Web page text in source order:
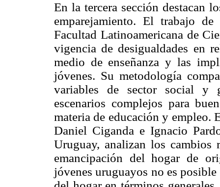
En la tercera sección destacan
emparejamiento. El trabajo
Facultad Latinoamericana de
vigencia de desigualdades en
medio de enseñanza y las
jóvenes. Su metodología
variables de sector social y
escenarios complejos para
materia de educación y empleo.
Daniel Ciganda e Ignacio
Uruguay, analizan los
emancipación del hogar de
jóvenes uruguayos no es